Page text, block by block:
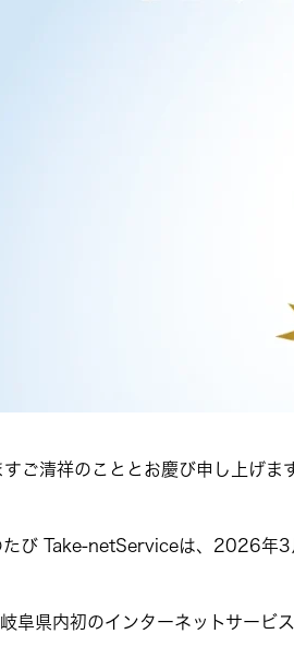
ご清祥のこととお慶び申し上げま
び Take-netServiceは、2026年3
県内初のインターネットサービス